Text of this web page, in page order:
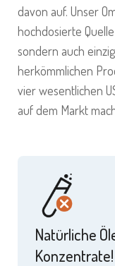
davon auf. Unser
hochdosierte
sondern auch
herkömmlichen
vier wesentlichen
auf dem Markt
Natürliche
Konzentrate!